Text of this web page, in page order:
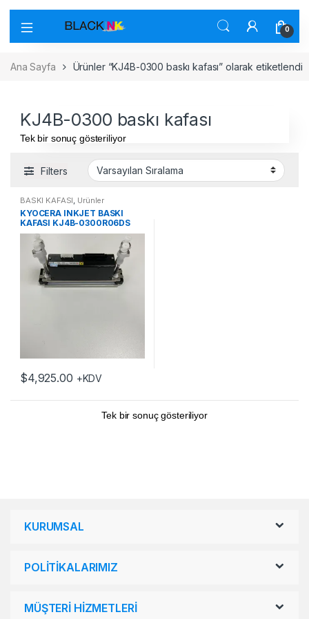
0
Ana Sayfa Ürünler “KJ4B-0300 baskı kafası” olarak etiketlendi
KJ4B-0300 baskı kafası
Tek bir sonuç gösteriliyor
Filters
BASKI KAFASI, Ürünler
KYOCERA INKJET BASKI
KAFASI KJ4B-0300R06DS
$4,925.00 +KDV
Tek bir sonuç gösteriliyor
KURUMSAL
POLİTİKALARIMIZ
MÜŞTERİ HİZMETLERİ